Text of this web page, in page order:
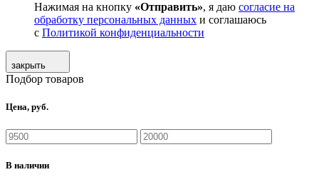
Нажимая на кнопку «Отправить», я даю согласие на
обработку персональных данных и соглашаюсь
с Политикой конфиденциальности
закрыть
Подбор товаров
Цена, руб.
В наличии